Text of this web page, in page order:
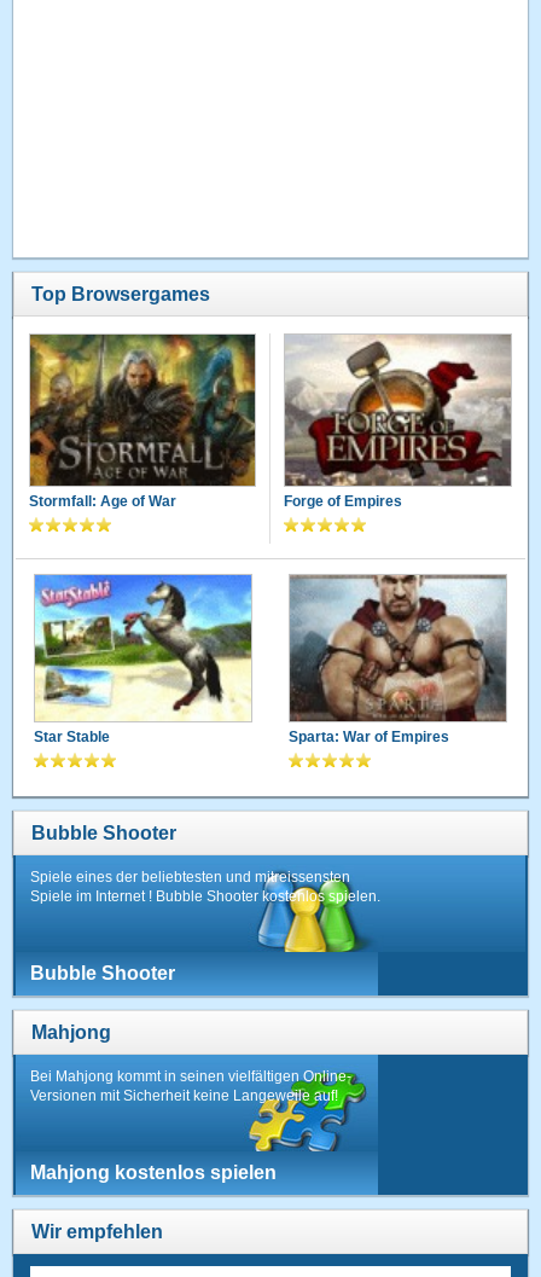
Top Browsergames
Stormfall: Age of War Forge of Empires
Star Stable Sparta: War of Empires
Bubble Shooter
Spiele eines der beliebtesten und mitreissensten
Spiele im Internet ! Bubble Shooter kostenlos spielen.
Bubble Shooter
Mahjong
Bei Mahjong kommt in seinen vielfältigen Online-
Versionen mit Sicherheit keine Langeweile auf!
Mahjong kostenlos spielen
Wir empfehlen